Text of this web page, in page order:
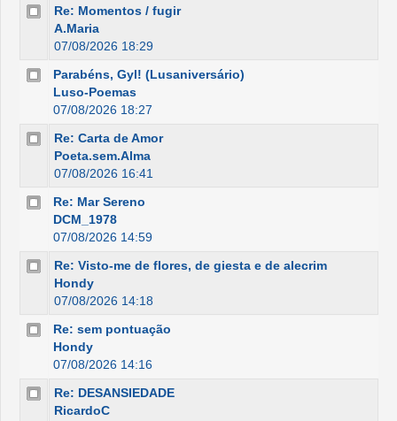
Re: Momentos / fugir
A.Maria
07/08/2026 18:29
Parabéns, Gyl! (Lusaniversário)
Luso-Poemas
07/08/2026 18:27
Re: Carta de Amor
Poeta.sem.Alma
07/08/2026 16:41
Re: Mar Sereno
DCM_1978
07/08/2026 14:59
Re: Visto-me de flores, de giesta e de alecrim
Hondy
07/08/2026 14:18
Re: sem pontuação
Hondy
07/08/2026 14:16
Re: DESANSIEDADE
RicardoC